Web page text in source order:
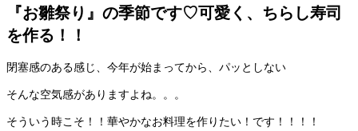
『お雛祭り』の季節です♡可愛く、ちらし寿司
を作る！！
閉塞感のある感じ、今年が始まってから、パッとしない
そんな空気感がありますよね。。。
そういう時こそ！！華やかなお料理を作りたい！です！！！！